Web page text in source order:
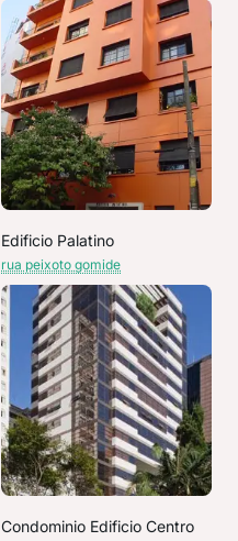
Edificio Palatino
rua peixoto gomide
Condominio Edificio Centro